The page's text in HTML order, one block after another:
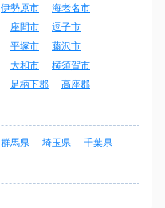
伊勢原市
海老名市
座間市
逗子市
平塚市
藤沢市
大和市
横須賀市
足柄下郡
高座郡
群馬県 埼玉県
千葉県